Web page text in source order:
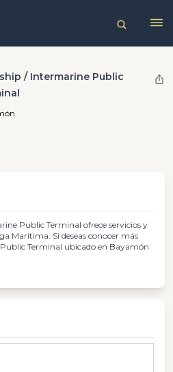
/ Intermarine Public
Public Terminal ofrece servicios y
Marítima. Si deseas conocer más
Terminal ubicado en Bayamón